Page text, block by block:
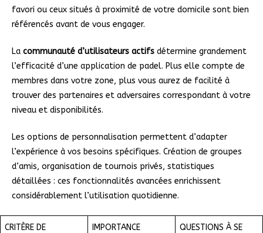
favori ou ceux situés à proximité de votre domicile sont bien
référencés avant de vous engager.
La communauté d’utilisateurs actifs détermine grandement
l’efficacité d’une application de padel. Plus elle compte de
membres dans votre zone, plus vous aurez de facilité à
trouver des partenaires et adversaires correspondant à votre
niveau et disponibilités.
Les options de personnalisation permettent d’adapter
l’expérience à vos besoins spécifiques. Création de groupes
d’amis, organisation de tournois privés, statistiques
détaillées : ces fonctionnalités avancées enrichissent
considérablement l’utilisation quotidienne.
CRITÈRE DE
IMPORTANCE
QUESTIONS À SE